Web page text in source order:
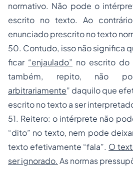
normativo. Não pode o
escrito no texto. Ao
enunciado prescrito no texto
50. Contudo, isso não significa
ficar “enjaulado” no escrito do
também, repito, não
arbitrariamente” daquilo que
escrito no texto a ser
51. Reitero: o intérprete não
“dito” no texto, nem pode
texto efetivamente “fala”. O
ser ignorado. As normas